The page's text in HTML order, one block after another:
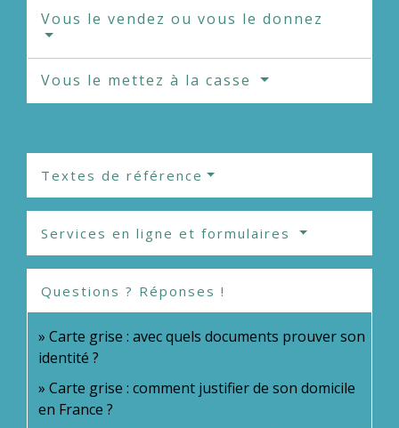
Vous le vendez ou vous le donnez
Vous le mettez à la casse
Textes de référence
Services en ligne et formulaires
Questions ? Réponses !
Carte grise : avec quels documents prouver son
identité ?
Carte grise : comment justifier de son domicile
en France ?